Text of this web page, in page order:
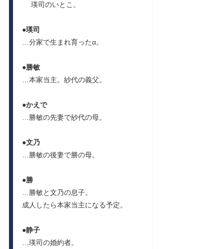
瑛司のいとこ。
●瑛司
…分家で生まれ育ったα。
●勝敏
…本家当主。紗代の義父。
●かえで
…勝敏の先妻で紗代の母。
●文乃
…勝敏の後妻で勝の母。
●勝
…勝敏と文乃の息子。
成人したら本家当主になる予定。
●静子
…瑛司の婚約者。